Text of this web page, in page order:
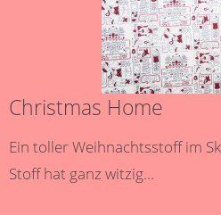
Christmas Home
Ein toller Weihnachtsstoff im
Stoff hat ganz witzig...